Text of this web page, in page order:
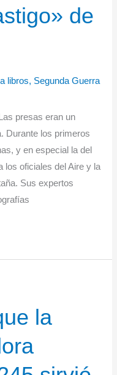
de
libros, Segunda Guerra
presas eran un
Durante los primeros
y en especial la del
los oficiales del Aire y la
Sus expertos
la